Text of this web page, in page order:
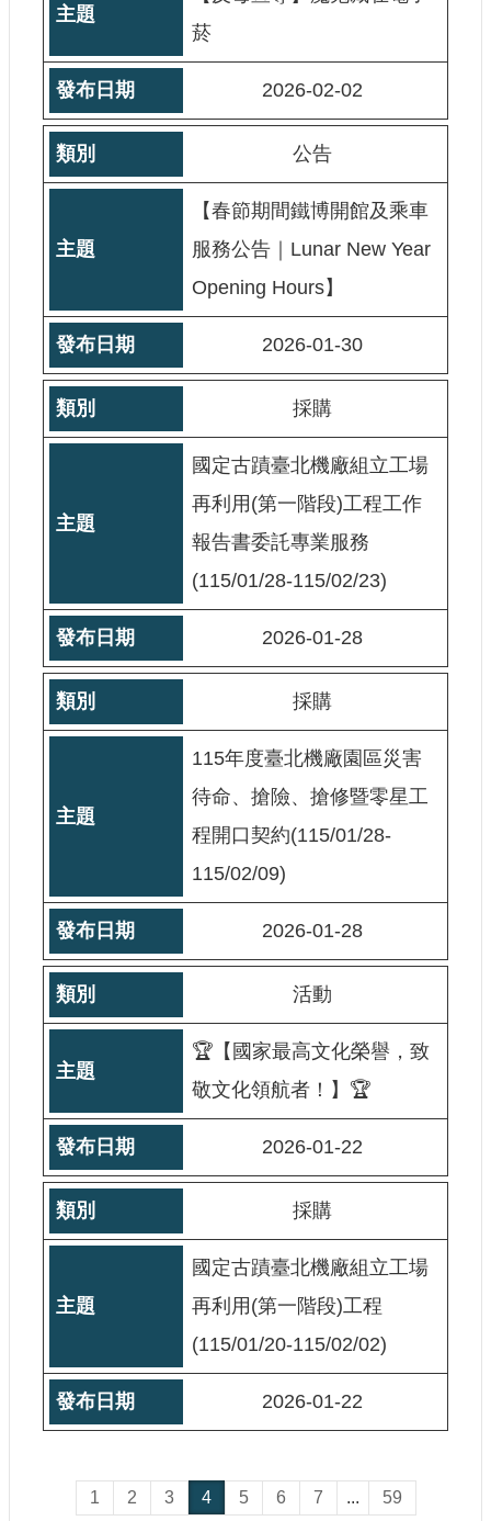
菸
2026-02-02
公告
【春節期間鐵博開館及乘車
服務公告｜Lunar New Year
Opening Hours】
2026-01-30
採購
國定古蹟臺北機廠組立工場
再利用(第一階段)工程工作
報告書委託專業服務
(115/01/28-115/02/23)
2026-01-28
採購
115年度臺北機廠園區災害
待命、搶險、搶修暨零星工
程開口契約(115/01/28-
115/02/09)
2026-01-28
活動
🏆【國家最高文化榮譽，致
敬文化領航者！】🏆
2026-01-22
採購
國定古蹟臺北機廠組立工場
再利用(第一階段)工程
(115/01/20-115/02/02)
2026-01-22
1 2 3 4 5 6 7 ... 59